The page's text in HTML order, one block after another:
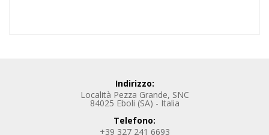
Indirizzo:
Località Pezza Grande, SNC
84025 Eboli (SA) - Italia
Telefono:
+39 327 241 6693